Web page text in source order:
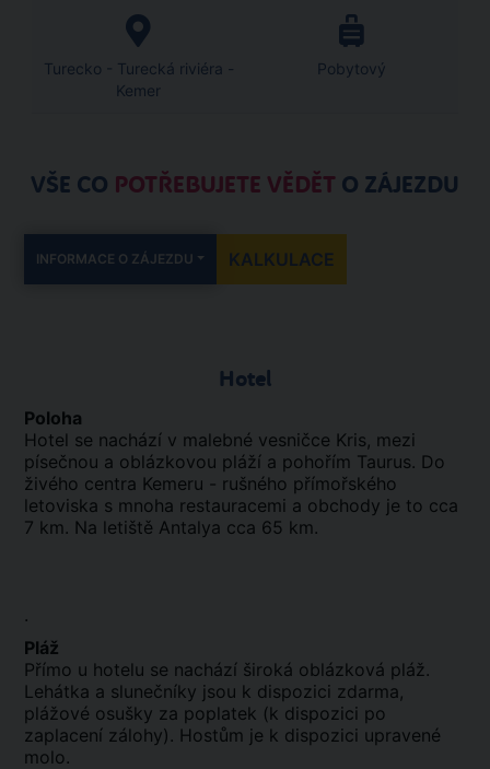
Turecko - Turecká riviéra -
Kemer
Pobytový
VŠE CO POTŘEBUJETE VĚDĚT O ZÁJEZDU
INFORMACE O ZÁJEZDU KALKULACE
Hotel
Poloha
Hotel se nachází v malebné vesničce Kris, mezi
písečnou a oblázkovou pláží a pohořím Taurus. Do
živého centra Kemeru - rušného přímořského
letoviska s mnoha restauracemi a obchody je to cca
7 km. Na letiště Antalya cca 65 km.
.
Pláž
Přímo u hotelu se nachází široká oblázková pláž.
Lehátka a slunečníky jsou k dispozici zdarma,
plážové osušky za poplatek (k dispozici po
zaplacení zálohy). Hostům je k dispozici upravené
molo.